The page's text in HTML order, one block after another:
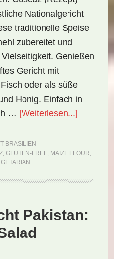
Nationalgericht
traditionelle Speise
zubereitet und
Genießen
Gericht mit
oder als süße
Honig. Einfach in
… [Weiterlesen...]
(Rezept)
BRASILIEN
, GLUTEN-FREE, MAIZE FLOUR,
Pakistan: